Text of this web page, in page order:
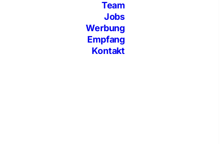
Team
Jobs
Werbung
Empfang
Kontakt